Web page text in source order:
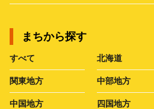
まちから探す
すべて 北海道
関東地方 中部地方
中国地方 四国地方